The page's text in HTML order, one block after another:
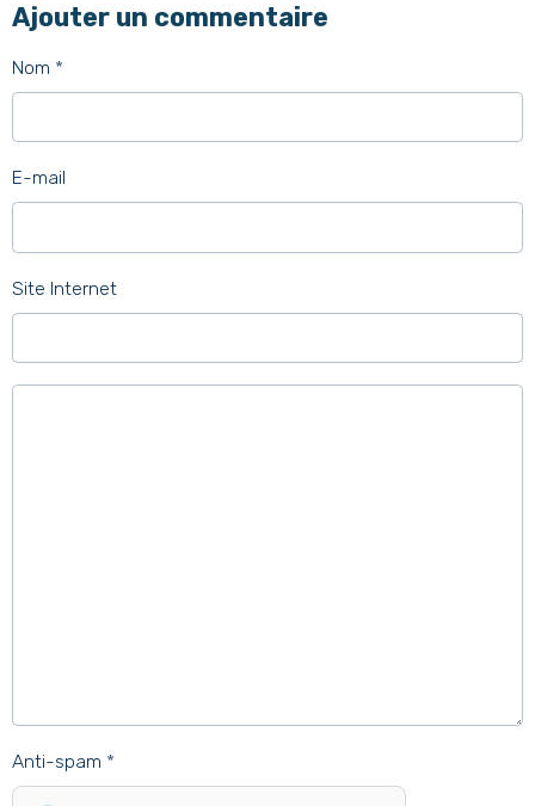
Ajouter un commentaire
Nom
E-mail
Site Internet
Anti-spam